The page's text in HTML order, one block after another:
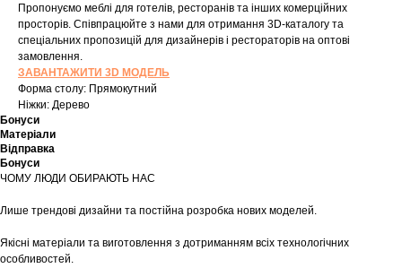
Пропонуємо меблі для готелів, ресторанів та інших комерційних
просторів. Співпрацюйте з нами для отримання 3D-каталогу та
спеціальних пропозицій для дизайнерів і рестораторів на оптові
замовлення.
ЗАВАНТАЖИТИ 3D МОДЕЛЬ
Форма столу: Прямокутний
Ніжки: Дерево
Бонуси
Матеріали
Відправка
Бонуси
ЧОМУ ЛЮДИ ОБИРАЮТЬ НАС
Лише трендові дизайни та постійна розробка нових моделей.
Якісні матеріали та виготовлення з дотриманням всіх технологічних
особливостей.